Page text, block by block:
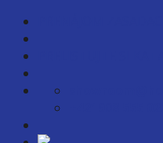
Skip
content